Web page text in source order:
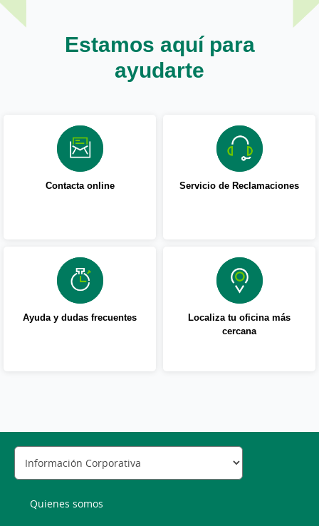
Estamos aquí para
ayudarte
Contacta online Servicio de Reclamaciones
Ayuda y dudas frecuentes
Localiza tu oficina más
cercana
Quienes somos